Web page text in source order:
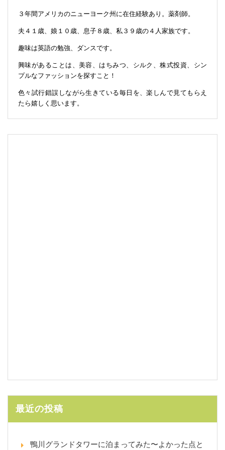
３年間アメリカのニューヨーク州に在住経験あり。薬剤師。
夫４１歳、娘１０歳、息子８歳、私３９歳の４人家族です。
趣味は英語の勉強、ダンスです。
興味があることは、美容、はちみつ、シルク、株式投資、シン
プルなファッションを探すこと！
色々試行錯誤しながら生きている毎日を、楽しんで見てもらえ
たら嬉しく思います。
最近の投稿
鴨川グランドタワーに泊まってみた〜よかった点と